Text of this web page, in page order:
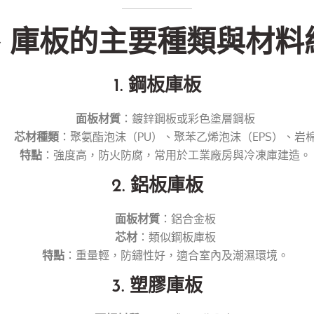
庫板的主要種類與材料
1. 鋼板庫板
面板材質 ：鍍鋅鋼板或彩色塗層鋼板
芯材種類 ：聚氨酯泡沫（PU）、聚苯乙烯泡沫（EPS）、岩
特點 ：強度高，防火防腐，常用於工業廠房與冷凍庫建造。
2. 鋁板庫板
面板材質 ：鋁合金板
芯材 ：類似鋼板庫板
特點 ：重量輕，防鏽性好，適合室內及潮濕環境。
3. 塑膠庫板